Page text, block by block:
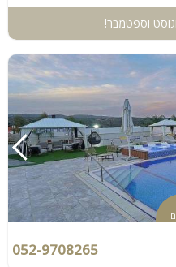
וספטמבר!
052-9708265